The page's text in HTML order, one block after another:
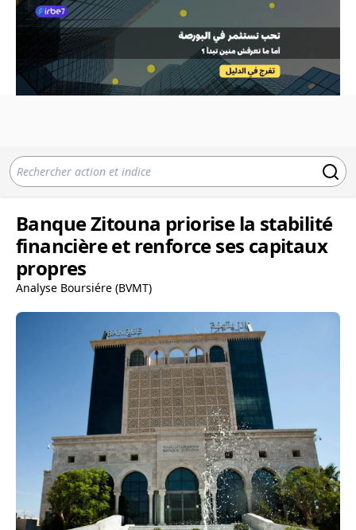
Banque Zitouna priorise la stabilité
financière et renforce ses capitaux
propres
Analyse Boursiére (BVMT)